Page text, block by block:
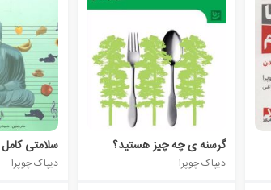
گرسنه ی چه چیز هستید؟
دیپاک چوپرا
سلامتی کامل
دیپاک چوپرا